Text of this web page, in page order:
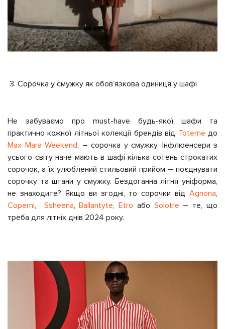
Сорочка у смужку як обов’язкова одиниця у шафі
Не забуваємо про must-have будь-якої шафи та
практично кожної літньої колекції брендів від Toteme до
Max Mara Weekend, – сорочка у смужку. Інфлюенсери з
усього світу наче мають в шафі кілька сотень строкатих
сорочок, а їх улюблений стильовий прийом – поєднувати
сорочку та штани у смужку. Бездоганна літня уніформа,
не знаходите? Якщо ви згодні, то сорочки від Agnona,
Coperni, Ssheena,Ballantyte,Etro або Solotre – те, що
треба для літніх днів 2024 року.